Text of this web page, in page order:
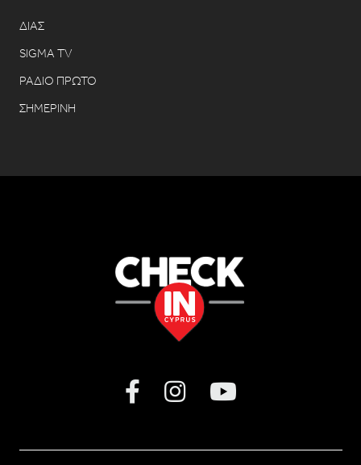
ΔΙΑΣ
SIGMA TV
ΡΑΔΙΟ ΠΡΩΤΟ
ΣΗΜΕΡΙΝΗ